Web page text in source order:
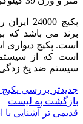
است که از
سیستم ضد یخ
جدیدتر بررسی پکیج
بازگشت به لیست
قدیمی تر
آشنایی با